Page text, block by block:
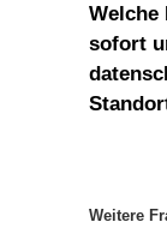
Welche
sofort
Weitere